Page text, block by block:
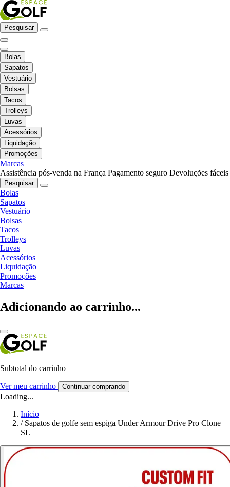
Pesquisar
Bolas
Sapatos
Vestuário
Bolsas
Tacos
Trolleys
Luvas
Acessórios
Liquidação
Promoções
Marcas
Assistência pós-venda na França Pagamento seguro Devoluções fáceis
Pesquisar
Bolas
Sapatos
Vestuário
Bolsas
Tacos
Trolleys
Luvas
Acessórios
Liquidação
Promoções
Marcas
Adicionando ao carrinho...
Subtotal do carrinho
Ver meu carrinho Continuar comprando
Loading...
Início
/ Sapatos de golfe sem espiga Under Armour Drive Pro Clone
SL